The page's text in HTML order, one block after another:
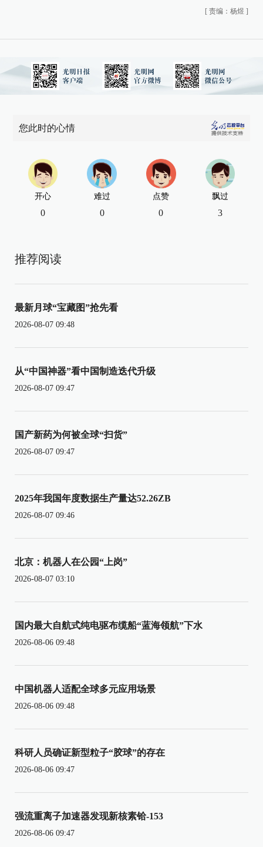
[ 责编：杨煜 ]
您此时的心情
开心
0
难过
0
点赞
0
飘过
3
推荐阅读
最新月球“宝藏图”抢先看
2026-08-07 09:48
从“中国神器”看中国制造迭代升级
2026-08-07 09:47
国产新药为何被全球“扫货”
2026-08-07 09:47
2025年我国年度数据生产量达52.26ZB
2026-08-07 09:46
北京：机器人在公园“上岗”
2026-08-07 03:10
国内最大自航式纯电驱布缆船“蓝海领航”下水
2026-08-06 09:48
中国机器人适配全球多元应用场景
2026-08-06 09:48
科研人员确证新型粒子“胶球”的存在
2026-08-06 09:47
强流重离子加速器发现新核素铪-153
2026-08-06 09:47